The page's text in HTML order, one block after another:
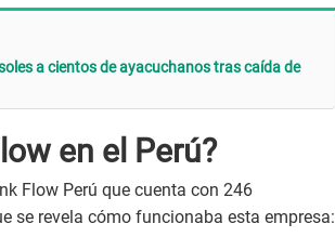
a cientos de ayacuchanos tras caída de
en el Perú?
Flow Perú que cuenta con 246
se revela cómo funcionaba esta empresa: